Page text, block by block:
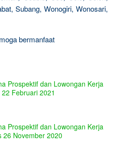
Subang, Wonogiri, Wonosari,
bermanfaat
Prospektif dan Lowongan Kerja
Februari 2021
Prospektif dan Lowongan Kerja
26 November 2020